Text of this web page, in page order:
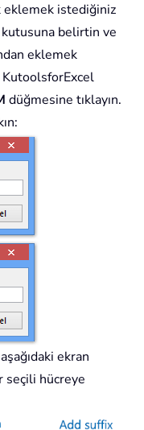
eklemek istediğiniz
belirtin ve
eklemek
KutoolsforExcel
düğmesine tıklayın.
ekran
hücreye